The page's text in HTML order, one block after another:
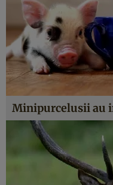
Minipurcelusii au